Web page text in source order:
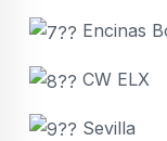
Encinas
CW ELX
Sevilla